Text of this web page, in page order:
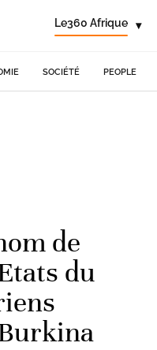
Le360 Afrique ▾
SOCIÉTÉ PEOPLE
de
du